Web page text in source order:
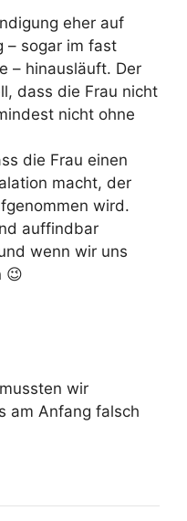
eher auf
– sogar im fast
– hinausläuft. Der
dass die Frau nicht
nicht ohne
die Frau einen
macht, der
wird.
auffindbar
wenn wir uns
😉
wir
am Anfang falsch